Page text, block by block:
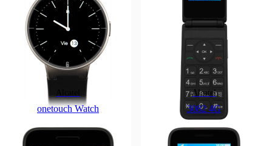
onetouch Watch
Alcatel
3082 4G